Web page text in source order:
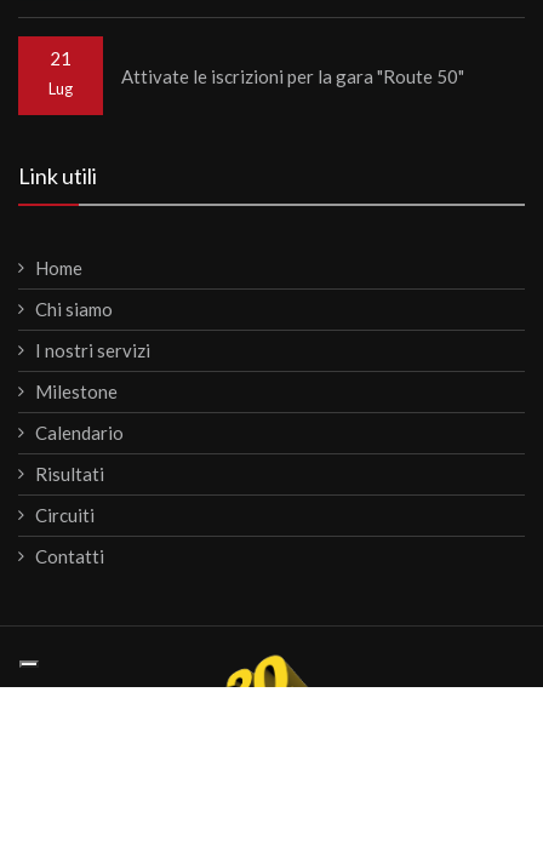
21
Lug
Attivate le iscrizioni per la gara "Route 50"
Link utili
Home
Chi siamo
I nostri servizi
Milestone
Calendario
Risultati
Circuiti
Contatti